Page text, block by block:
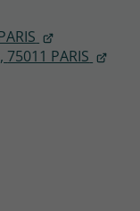
75011 PARIS